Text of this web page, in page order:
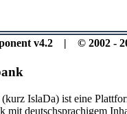
v4.2 | © 2002 -
IslaDa) ist eine
mit deutschsprachigem